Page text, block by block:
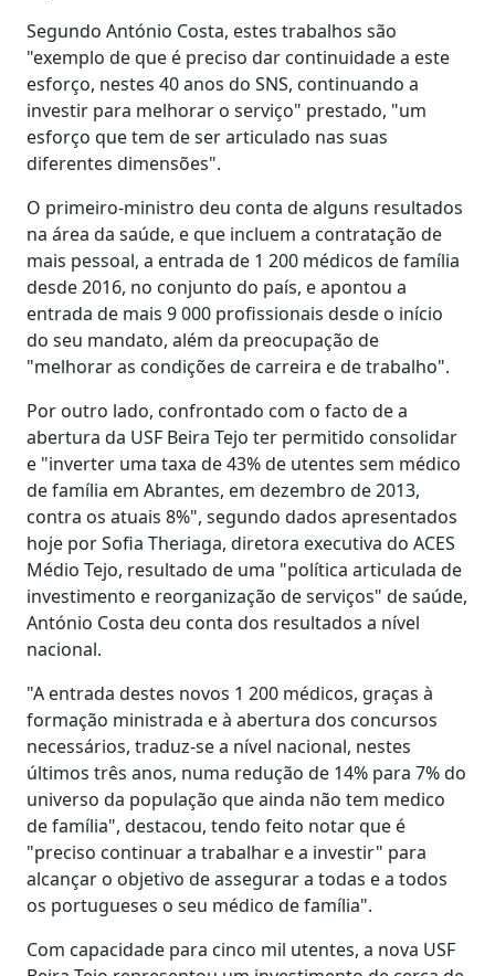
Segundo António Costa, estes trabalhos são
"exemplo de que é preciso dar continuidade a este
esforço, nestes 40 anos do SNS, continuando a
investir para melhorar o serviço" prestado, "um
esforço que tem de ser articulado nas suas
diferentes dimensões".
O primeiro-ministro deu conta de alguns resultados
na área da saúde, e que incluem a contratação de
mais pessoal, a entrada de 1 200 médicos de família
desde 2016, no conjunto do país, e apontou a
entrada de mais 9 000 profissionais desde o início
do seu mandato, além da preocupação de
"melhorar as condições de carreira e de trabalho".
Por outro lado, confrontado com o facto de a
abertura da USF Beira Tejo ter permitido consolidar
e "inverter uma taxa de 43% de utentes sem médico
de família em Abrantes, em dezembro de 2013,
contra os atuais 8%", segundo dados apresentados
hoje por Sofia Theriaga, diretora executiva do ACES
Médio Tejo, resultado de uma "política articulada de
investimento e reorganização de serviços" de saúde,
António Costa deu conta dos resultados a nível
nacional.
"A entrada destes novos 1 200 médicos, graças à
formação ministrada e à abertura dos concursos
necessários, traduz-se a nível nacional, nestes
últimos três anos, numa redução de 14% para 7% do
universo da população que ainda não tem medico
de família", destacou, tendo feito notar que é
"preciso continuar a trabalhar e a investir" para
alcançar o objetivo de assegurar a todas e a todos
os portugueses o seu médico de família".
Com capacidade para cinco mil utentes, a nova USF